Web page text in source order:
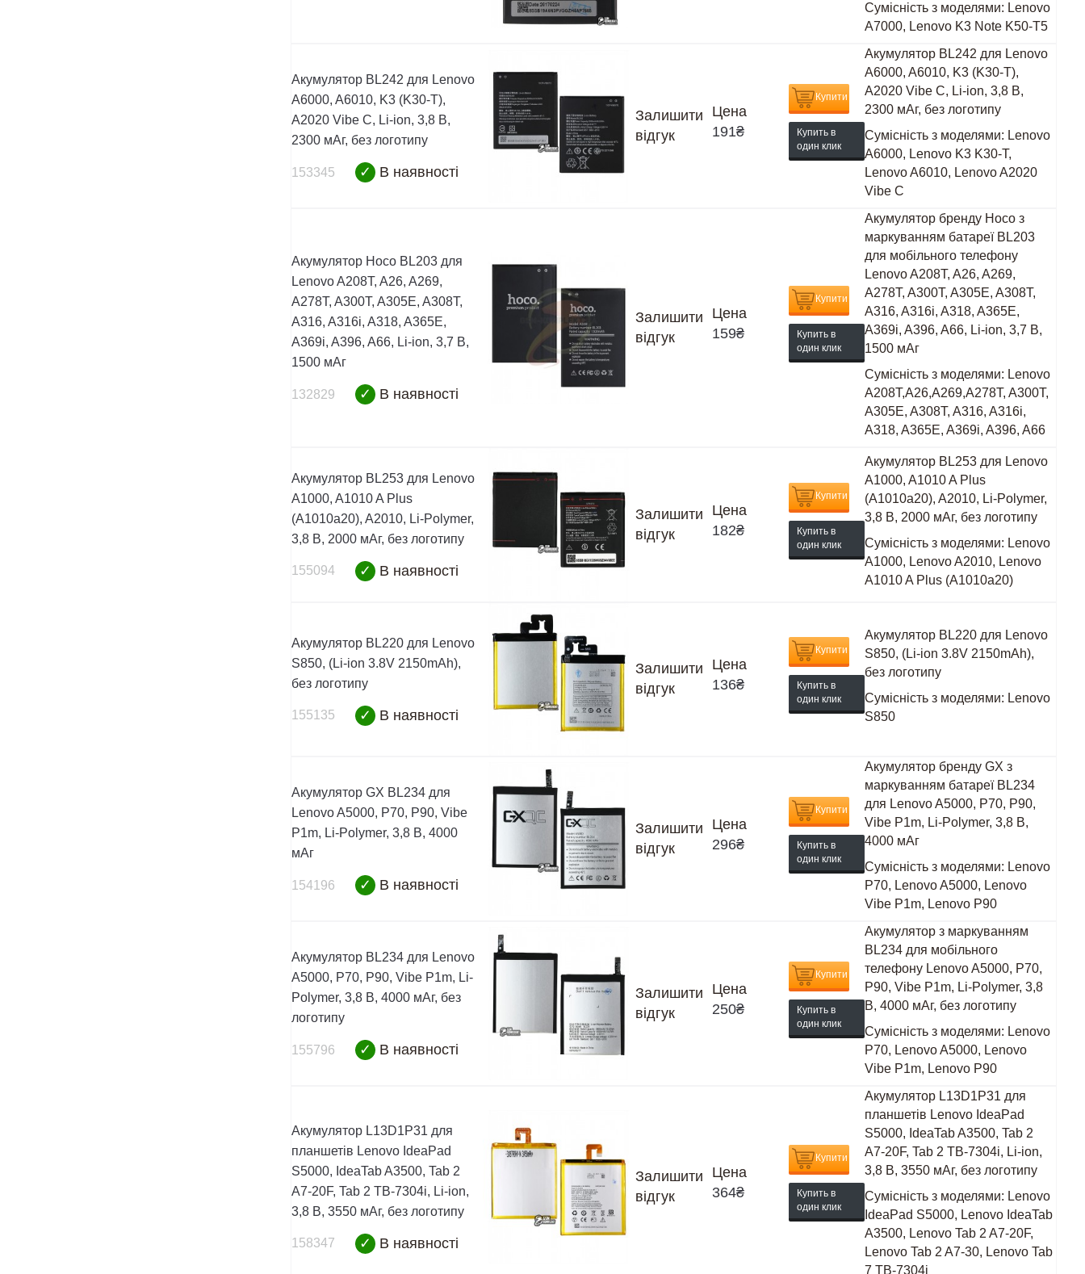
Сумісність з моделями: Lenovo
A7000, Lenovo K3 Note K50-T5
Акумулятор BL242 для Lenovo
A6000, A6010, K3 (K30-T),
A2020 Vibe C, Li-ion, 3,8 В,
2300 мАг, без логотипу
153345 ✓ В наявності
Залишити
відгук
Цена
191₴
Купити
Купить в
один клик
Акумулятор BL242 для Lenovo
A6000, A6010, K3 (K30-T),
A2020 Vibe C, Li-ion, 3,8 В,
2300 мАг, без логотипу
Сумісність з моделями: Lenovo
A6000, Lenovo K3 K30-T,
Lenovo A6010, Lenovo A2020
Vibe C
Акумулятор Hoco BL203 для
Lenovo A208T, A26, A269,
A278T, A300T, A305E, A308T,
A316, A316i, A318, A365E,
A369i, A396, A66, Li-ion, 3,7 В,
1500 мАг
132829 ✓ В наявності
Залишити
відгук
Цена
159₴
Купити
Купить в
один клик
Акумулятор бренду Hoco з
маркуванням батареї BL203
для мобільного телефону
Lenovo A208T, A26, A269,
A278T, A300T, A305E, A308T,
A316, A316i, A318, A365E,
A369i, A396, A66, Li-ion, 3,7 В,
1500 мАг
Сумісність з моделями: Lenovo
A208T,A26,A269,A278T, A300T,
A305E, A308T, A316, A316i,
A318, A365E, A369i, A396, A66
Акумулятор BL253 для Lenovo
A1000, A1010 A Plus
(A1010a20), A2010, Li-Polymer,
3,8 В, 2000 мАг, без логотипу
155094 ✓ В наявності
Залишити
відгук
Цена
182₴
Купити
Купить в
один клик
Акумулятор BL253 для Lenovo
A1000, A1010 A Plus
(A1010a20), A2010, Li-Polymer,
3,8 В, 2000 мАг, без логотипу
Сумісність з моделями: Lenovo
A1000, Lenovo A2010, Lenovo
A1010 A Plus (A1010a20)
Акумулятор BL220 для Lenovo
S850, (Li-ion 3.8V 2150mAh),
без логотипу
155135 ✓ В наявності
Залишити
відгук
Цена
136₴
Купити
Купить в
один клик
Акумулятор BL220 для Lenovo
S850, (Li-ion 3.8V 2150mAh),
без логотипу
Сумісність з моделями: Lenovo
S850
Акумулятор GX BL234 для
Lenovo A5000, P70, P90, Vibe
P1m, Li-Polymer, 3,8 В, 4000
мАг
154196 ✓ В наявності
Залишити
відгук
Цена
296₴
Купити
Купить в
один клик
Акумулятор бренду GX з
маркуванням батареї BL234
для Lenovo A5000, P70, P90,
Vibe P1m, Li-Polymer, 3,8 В,
4000 мАг
Сумісність з моделями: Lenovo
P70, Lenovo A5000, Lenovo
Vibe P1m, Lenovo P90
Акумулятор BL234 для Lenovo
A5000, P70, P90, Vibe P1m, Li-
Polymer, 3,8 В, 4000 мАг, без
логотипу
155796 ✓ В наявності
Залишити
відгук
Цена
250₴
Купити
Купить в
один клик
Акумулятор з маркуванням
BL234 для мобільного
телефону Lenovo A5000, P70,
P90, Vibe P1m, Li-Polymer, 3,8
В, 4000 мАг, без логотипу
Сумісність з моделями: Lenovo
P70, Lenovo A5000, Lenovo
Vibe P1m, Lenovo P90
Акумулятор L13D1P31 для
планшетів Lenovo IdeaPad
S5000, IdeaTab A3500, Tab 2
A7-20F, Tab 2 TB-7304i, Li-ion,
3,8 В, 3550 мАг, без логотипу
158347 ✓ В наявності
Залишити
відгук
Цена
364₴
Купити
Купить в
один клик
Акумулятор L13D1P31 для
планшетів Lenovo IdeaPad
S5000, IdeaTab A3500, Tab 2
A7-20F, Tab 2 TB-7304i, Li-ion,
3,8 В, 3550 мАг, без логотипу
Сумісність з моделями: Lenovo
IdeaPad S5000, Lenovo IdeaTab
A3500, Lenovo Tab 2 A7-20F,
Lenovo Tab 2 A7-30, Lenovo Tab
7 TB-7304i